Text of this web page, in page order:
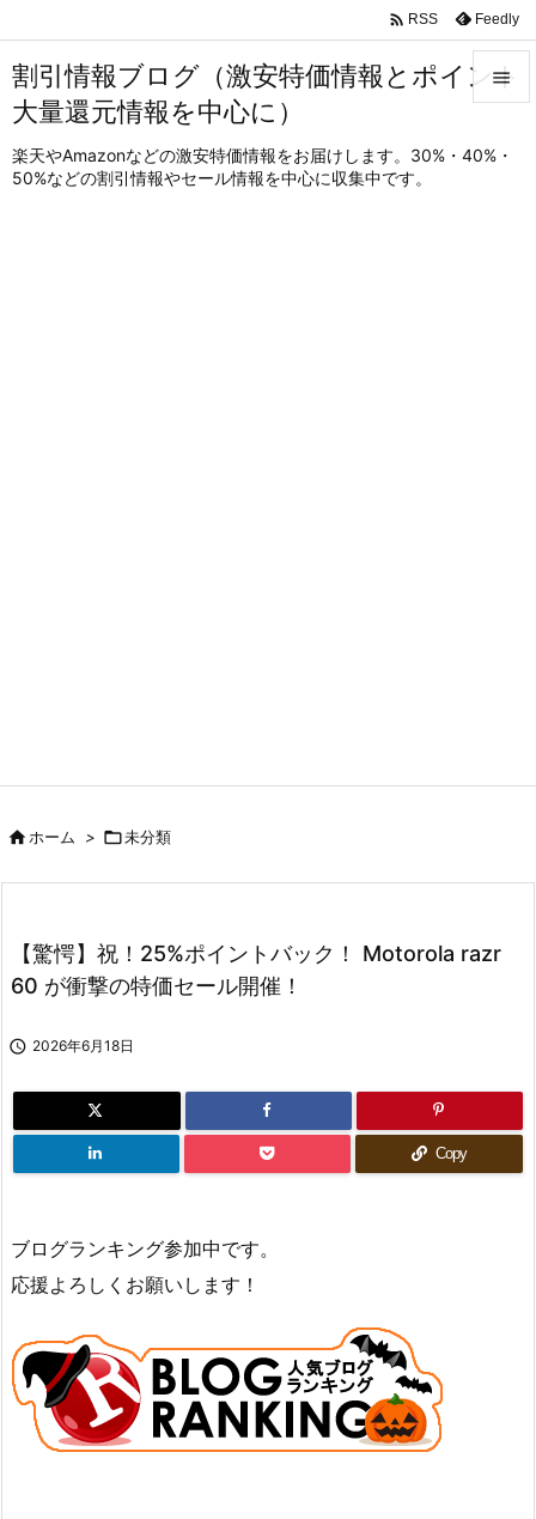
割引情報ブログ（激安特価情報とポイント
大量還元情報を中心に）
楽天やAmazonなどの激安特価情報をお届けします。30%・40%・
50%などの割引情報やセール情報を中心に収集中です。

メニュ
 RSS Feedly
ホーム > 未分類
【驚愕】祝！25%ポイントバック！ Motorola razr
60 が衝撃の特価セール開催！
 2026年6月18日
Copy
ブログランキング参加中です。
応援よろしくお願いします！